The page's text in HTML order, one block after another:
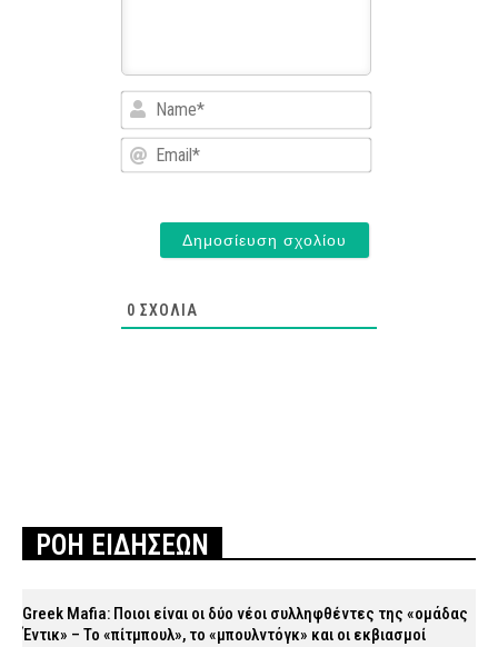
Name*
Email*
0 ΣΧΌΛΙΑ
ΡΟΗ ΕΙΔΗΣΕΩΝ
Greek Mafia: Ποιοι είναι οι δύο νέοι συλληφθέντες της «ομάδας
Έντικ» – Το «πίτμπουλ», το «μπουλντόγκ» και οι εκβιασμοί